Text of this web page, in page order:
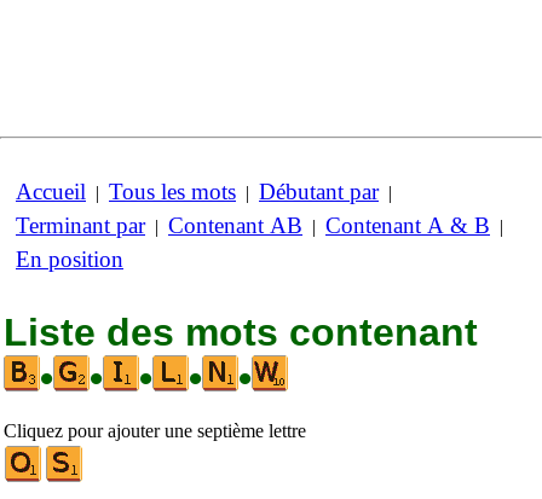
Accueil | Tous les mots | Débutant par|
Terminant par| Contenant AB | Contenant A & B |
En position
Liste des mots contenant
•
• • • •
Cliquez pour ajouter une septième lettre